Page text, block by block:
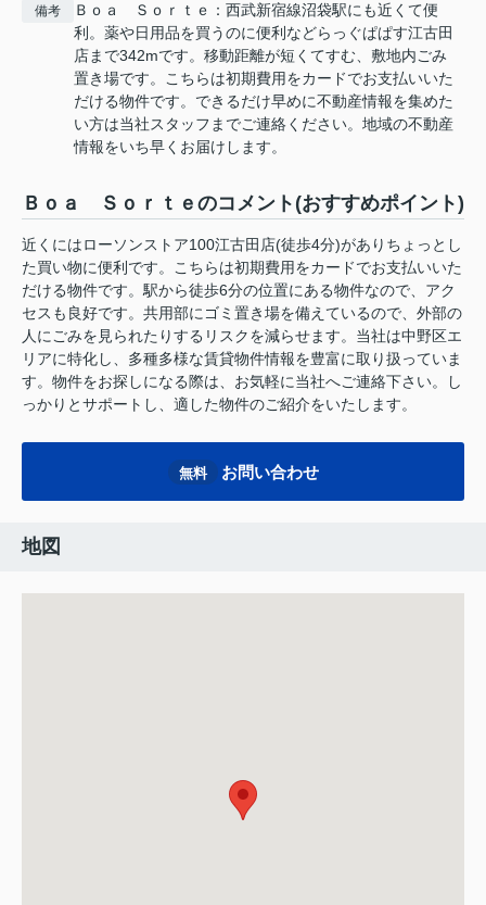
備考
Ｂｏａ Ｓｏｒｔｅ：西武新宿線沼袋駅にも近くて便
利。薬や日用品を買うのに便利などらっぐぱぱす江古田
店まで342mです。移動距離が短くてすむ、敷地内ごみ
置き場です。こちらは初期費用をカードでお支払いいた
だける物件です。できるだけ早めに不動産情報を集めた
い方は当社スタッフまでご連絡ください。地域の不動産
情報をいち早くお届けします。
Ｂｏａ Ｓｏｒｔｅのコメント(おすすめポイント)
近くにはローソンストア100江古田店(徒歩4分)がありちょっとし
た買い物に便利です。こちらは初期費用をカードでお支払いいた
だける物件です。駅から徒歩6分の位置にある物件なので、アク
セスも良好です。共用部にゴミ置き場を備えているので、外部の
人にごみを見られたりするリスクを減らせます。当社は中野区エ
リアに特化し、多種多様な賃貸物件情報を豊富に取り扱っていま
す。物件をお探しになる際は、お気軽に当社へご連絡下さい。し
っかりとサポートし、適した物件のご紹介をいたします。
無料 お問い合わせ
地図